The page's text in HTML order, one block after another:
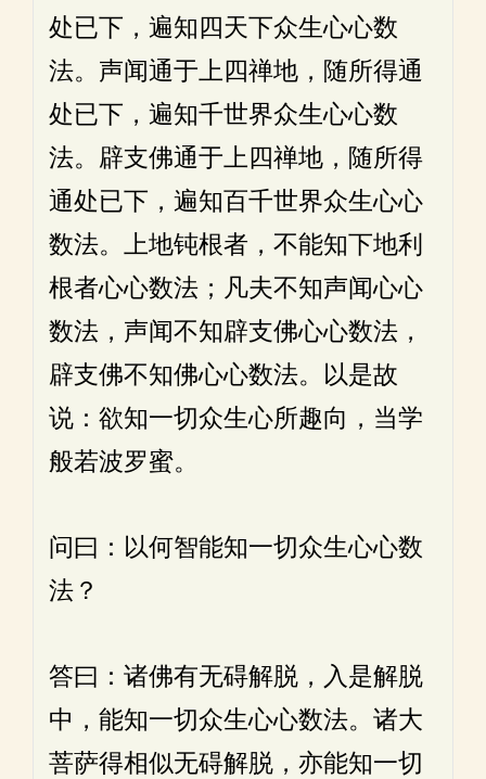
处已下，遍知四天下众生心心数
法。声闻通于上四禅地，随所得通
处已下，遍知千世界众生心心数
法。辟支佛通于上四禅地，随所得
通处已下，遍知百千世界众生心心
数法。上地钝根者，不能知下地利
根者心心数法；凡夫不知声闻心心
数法，声闻不知辟支佛心心数法，
辟支佛不知佛心心数法。以是故
说：欲知一切众生心所趣向，当学
般若波罗蜜。
问曰：以何智能知一切众生心心数
法？
答曰：诸佛有无碍解脱，入是解脱
中，能知一切众生心心数法。诸大
菩萨得相似无碍解脱，亦能知一切